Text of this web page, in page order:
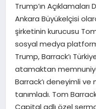
SAĞLIK
SIYASET
SPOR
TEKNOLOJI
Trump’ın
Ankara Büyükelçisi
şirketinin kurucusu
sosyal medya
Trump, Barrack’ı
atamaktan
Barrack’ı deneyimli
tanımladı. Tom
Capital adlı özel